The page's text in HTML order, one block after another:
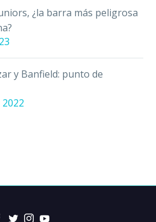
¿la barra más peligrosa
y Banfield: punto de